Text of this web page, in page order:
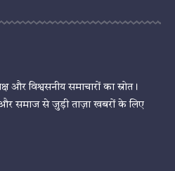
और विश्वसनीय समाचारों का स्रोत।
और समाज से जुड़ी ताज़ा खबरों के लिए